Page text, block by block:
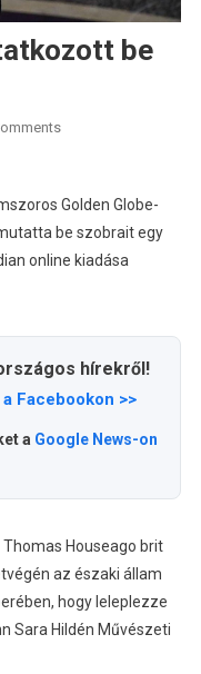
be
Golden Globe-
be szobrait egy
online kiadása
hírekről!
Facebookon >>
a Google News-on
Houseago brit
az északi állam
hogy leleplezze
Sara Hildén Művészeti